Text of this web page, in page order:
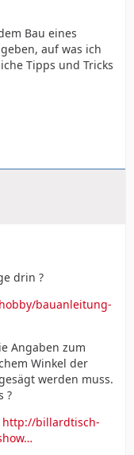
Bau eines
auf was ich
Tipps und Tricks
drin ?
bauanleitung-
Angaben zum
Winkel der
werden muss.
?
http://billardtisch-